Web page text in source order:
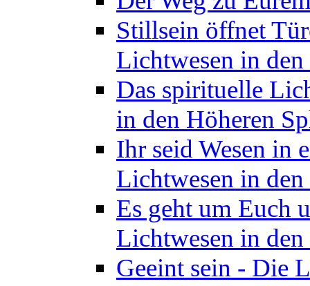
Stillsein öffnet
Lichtwesen in
Das spirituelle
in den Höheren
Ihr seid Wesen in
Lichtwesen in
Es geht um Euch
Lichtwesen in
Geeint sein - Die